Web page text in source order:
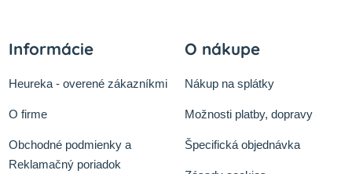
Informácie
Heureka - overené zákazníkmi
O firme
Obchodné podmienky a
Reklamačný poriadok
O nákupe
Nákup na splátky
Možnosti platby, dopravy
Špecifická objednávka